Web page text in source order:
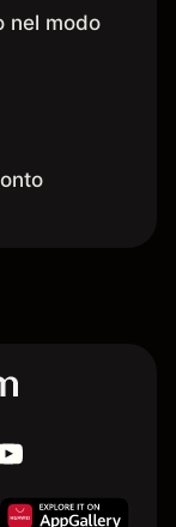
nel modo